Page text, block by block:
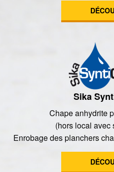
Sika
Chape anhydrite
(hors local avec
Enrobage des planchers